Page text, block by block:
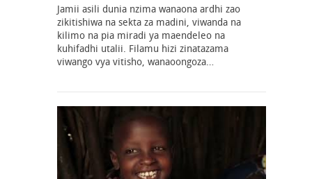
Jamii asili dunia nzima wanaona ardhi zao
zikitishiwa na sekta za madini, viwanda na
kilimo na pia miradi ya maendeleo na
kuhifadhi utalii. Filamu hizi zinatazama
viwango vya vitisho, wanaoongoza…